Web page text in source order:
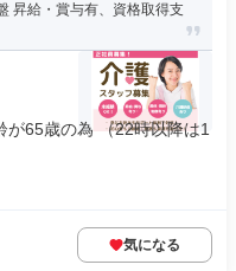
昇給・賞与有、資格取得支
65歳の為 （22時以降は1
気になる